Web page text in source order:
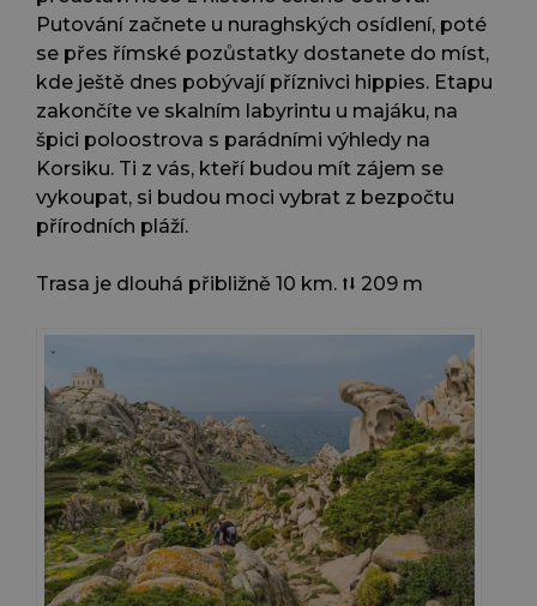
Putování začnete u nuraghských osídlení, poté
se přes římské pozůstatky dostanete do míst,
kde ještě dnes pobývají příznivci hippies. Etapu
zakončíte ve skalním labyrintu u majáku, na
špici poloostrova s parádními výhledy na
Korsiku. Ti z vás, kteří budou mít zájem se
vykoupat, si budou moci vybrat z bezpočtu
přírodních pláží.
Trasa je dlouhá přibližně 10 km. ⭡⭣ 209 m